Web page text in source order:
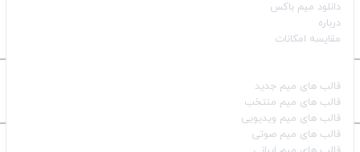
دانلود میم باکس
درباره
مقایسه امکانات
قالب‌ های میم جدید
قالب‌ های میم منتخب
قالب‌ های میم ویدیویی
قالب‌ های میم صوتی